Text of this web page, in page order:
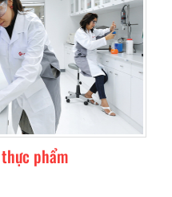
phẩm